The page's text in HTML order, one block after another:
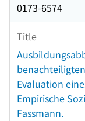
0173-6574
Title
Evaluation
Empirische
Fassmann.